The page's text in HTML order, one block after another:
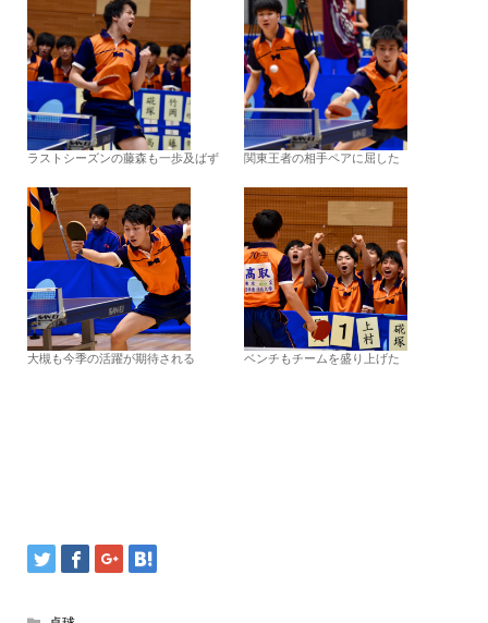
ラストシーズンの藤森も一歩及ばず 関東王者の相手ペアに屈した
大槻も今季の活躍が期待される ベンチもチームを盛り上げた